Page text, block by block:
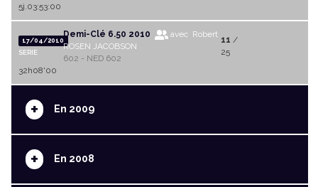
5j.03:53:00
17/04/2010
SERIE
Demi-Clé 6.50 2010
avec Robert
ROSEN JACOBSON
602 - NED 602
11 /
25
32h08'00
+ En 2009
+ En 2008